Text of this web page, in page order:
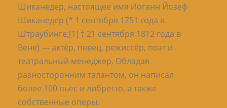
Шиканедер, настоящее имя Иоганн Йозеф
Шиканедер (* 1 сентября 1751 года в
Штраубинге;[1] † 21 сентября 1812 года в
Вене) — актёр, певец, режиссёр, поэт и
театральный менеджер. Обладая
разносторонним талантом, он написал
более 100 пьес и либретто, а также
собственные оперы.